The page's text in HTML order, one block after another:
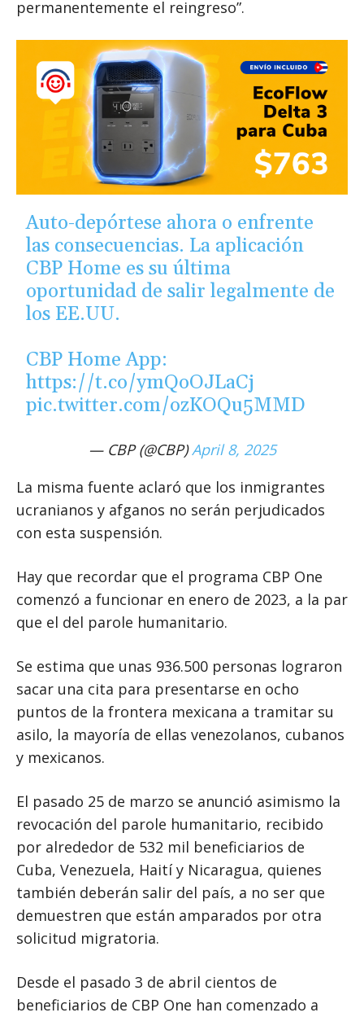
permanentemente el reingreso”.
Auto-depórtese ahora o enfrente
las consecuencias. La aplicación
CBP Home es su última
oportunidad de salir legalmente de
los EE.UU.
CBP Home App:
https://t.co/ymQoOJLaCj
pic.twitter.com/ozKOQu5MMD
— CBP (@CBP)April 8, 2025
La misma fuente aclaró que los inmigrantes
ucranianos y afganos no serán perjudicados
con esta suspensión.
Hay que recordar que el programa CBP One
comenzó a funcionar en enero de 2023, a la par
que el del parole humanitario.
Se estima que unas 936.500 personas lograron
sacar una cita para presentarse en ocho
puntos de la frontera mexicana a tramitar su
asilo, la mayoría de ellas venezolanos, cubanos
y mexicanos.
El pasado 25 de marzo se anunció asimismo la
revocación del parole humanitario, recibido
por alrededor de 532 mil beneficiarios de
Cuba, Venezuela, Haití y Nicaragua, quienes
también deberán salir del país, a no ser que
demuestren que están amparados por otra
solicitud migratoria.
Desde el pasado 3 de abril cientos de
beneficiarios de CBP One han comenzado a